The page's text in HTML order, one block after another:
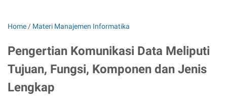
Home/ Materi Manajemen Informatika
Pengertian Komunikasi Data Meliputi
Tujuan, Fungsi, Komponen dan Jenis
Lengkap